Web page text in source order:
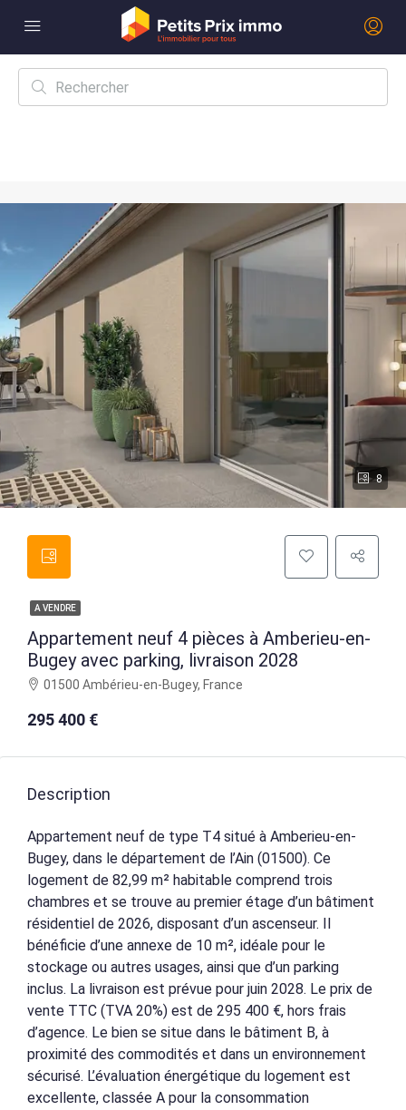
8
A VENDRE
Appartement neuf 4 pièces à Amberieu-en-
Bugey avec parking, livraison 2028
01500 Ambérieu-en-Bugey, France
295 400 €
Description
Appartement neuf de type T4 situé à Amberieu-en-
Bugey, dans le département de l’Ain (01500). Ce
logement de 82,99 m² habitable comprend trois
chambres et se trouve au premier étage d’un bâtiment
résidentiel de 2026, disposant d’un ascenseur. Il
bénéficie d’une annexe de 10 m², idéale pour le
stockage ou autres usages, ainsi que d’un parking
inclus. La livraison est prévue pour juin 2028. Le prix de
vente TTC (TVA 20%) est de 295 400 €, hors frais
d’agence. Le bien se situe dans le bâtiment B, à
proximité des commodités et dans un environnement
sécurisé. L’évaluation énergétique du logement est
excellente, classée A pour la consommation